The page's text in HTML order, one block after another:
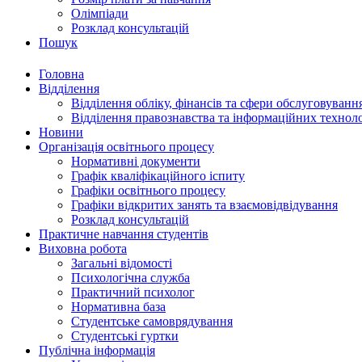
Олімпіади
Розклад консультацій
Пошук
Головна
Відділення
Відділення обліку, фінансів та сфери
Відділення правознавства та інформаційних
Новини
Організація освітнього процесу
Нормативні документи
Графік кваліфікаційного іспиту
Графіки освітнього процесу
Графіки відкритих занять та взаємовідвідування
Розклад консультацій
Практичне навчання студентів
Виховна робота
Загальні відомості
Психологічна служба
Практичний психолог
Нормативна база
Студентське самоврядування
Студентські гуртки
Публічна інформація